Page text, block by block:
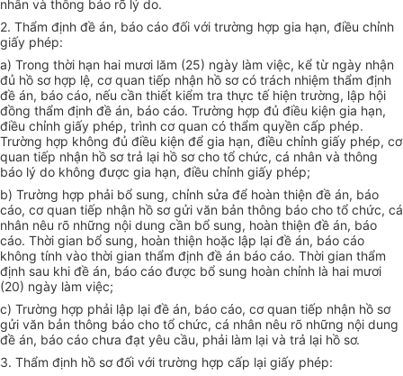
nhân và thông báo rõ lý do.
2. Thẩm định đề án, báo cáo đối với trường hợp gia hạn, điều chỉnh
giấy phép:
a) Trong thời hạn hai mươi lăm (25) ngày làm việc, kể từ ngày nhận
đủ hồ sơ hợp lệ, cơ quan tiếp nhận hồ sơ có trách nhiệm thẩm định
đề án, báo cáo, nếu cần thiết kiểm tra thực tế hiện trường, lập hội
đồng thẩm định đề án, báo cáo. Trường hợp đủ điều kiện gia hạn,
điều chỉnh giấy phép, trình cơ quan có thẩm quyền cấp phép.
Trường hợp không đủ điều kiện để gia hạn, điều chỉnh giấy phép, cơ
quan tiếp nhận hồ sơ trả lại hồ sơ cho tổ chức, cá nhân và thông
báo lý do không được gia hạn, điều chỉnh giấy phép;
b) Trường hợp phải bổ sung, chỉnh sửa để hoàn thiện đề án, báo
cáo, cơ quan tiếp nhận hồ sơ gửi văn bản thông báo cho tổ chức, cá
nhân nêu rõ những nội dung cần bổ sung, hoàn thiện đề án, báo
cáo. Thời gian bổ sung, hoàn thiện hoặc lập lại đề án, báo cáo
không tính vào thời gian thẩm định đề án báo cáo. Thời gian thẩm
định sau khi đề án, báo cáo được bổ sung hoàn chỉnh là hai mươi
(20) ngày làm việc;
c) Trường hợp phải lập lại đề án, báo cáo, cơ quan tiếp nhận hồ sơ
gửi văn bản thông báo cho tổ chức, cá nhân nêu rõ những nội dung
đề án, báo cáo chưa đạt yêu cầu, phải làm lại và trả lại hồ sơ.
3. Thẩm định hồ sơ đối với trường hợp cấp lại giấy phép: